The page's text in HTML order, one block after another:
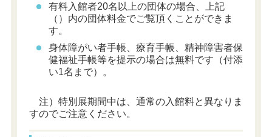
有料入館者20名以上の団体の場合、上記
（）内の団体料金でご覧頂くことができま
す。
身体障がい者手帳、療育手帳、精神障害者保
健福祉手帳等を提示の場合は無料です（付添
い1名まで）。
注）特別展期間中は、通常の入館料と異なりま
すのでご注意ください。